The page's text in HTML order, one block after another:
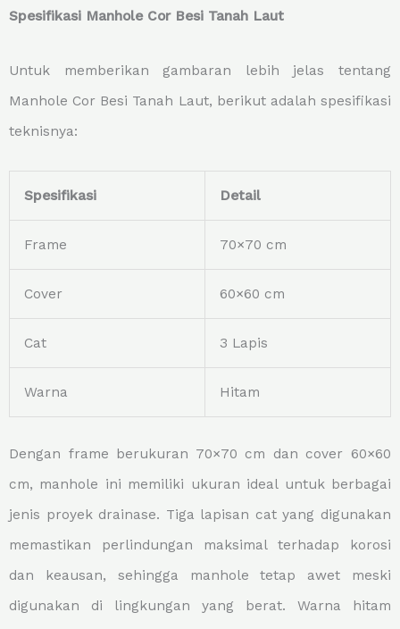
Spesifikasi Manhole Cor Besi Tanah Laut
Untuk memberikan gambaran lebih jelas tentang
Manhole Cor Besi Tanah Laut, berikut adalah spesifikasi
teknisnya:
Spesifikasi Detail
Frame 70×70 cm
Cover 60×60 cm
Cat 3 Lapis
Warna Hitam
Dengan frame berukuran 70×70 cm dan cover 60×60
cm, manhole ini memiliki ukuran ideal untuk berbagai
jenis proyek drainase. Tiga lapisan cat yang digunakan
memastikan perlindungan maksimal terhadap korosi
dan keausan, sehingga manhole tetap awet meski
digunakan di lingkungan yang berat. Warna hitam